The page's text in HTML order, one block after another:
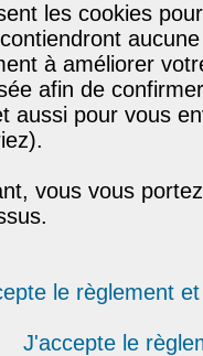
les cookies
à améliorer
afin de
aussi pour vous
vous vous
le règlement
J'accepte le